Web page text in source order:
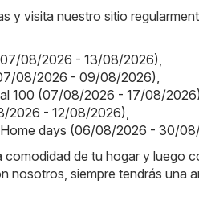
y visita nuestro sitio
08/2026 - 13/08/2026),
08/2026 - 09/08/2026),
100 (07/08/2026 - 17/08/2026)
2026 - 12/08/2026),
days (06/08/2026 - 30/
comodidad de tu hogar y luego
nosotros, siempre tendrás una